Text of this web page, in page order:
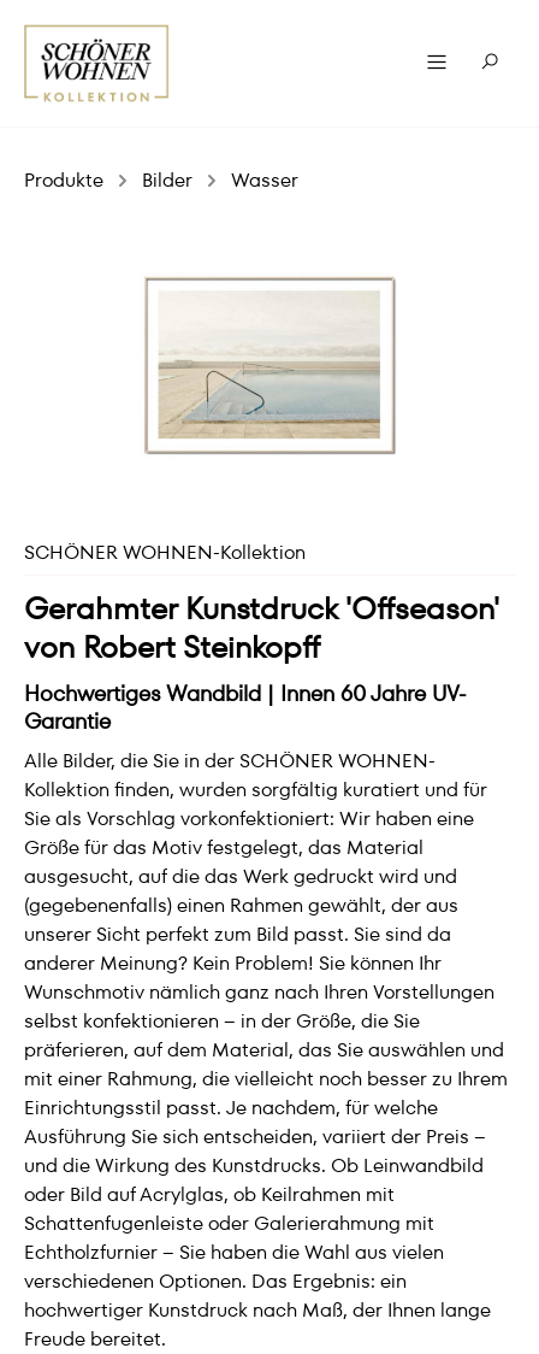
Produkte Bilder Wasser
SCHÖNER WOHNEN-Kollektion
Gerahmter Kunstdruck 'Offseason'
von Robert Steinkopff
Hochwertiges Wandbild | Innen 60 Jahre UV-
Garantie
Alle Bilder, die Sie in der SCHÖNER WOHNEN-
Kollektion finden, wurden sorgfältig kuratiert und für
Sie als Vorschlag vorkonfektioniert: Wir haben eine
Größe für das Motiv festgelegt, das Material
ausgesucht, auf die das Werk gedruckt wird und
(gegebenenfalls) einen Rahmen gewählt, der aus
unserer Sicht perfekt zum Bild passt. Sie sind da
anderer Meinung? Kein Problem! Sie können Ihr
Wunschmotiv nämlich ganz nach Ihren Vorstellungen
selbst konfektionieren – in der Größe, die Sie
präferieren, auf dem Material, das Sie auswählen und
mit einer Rahmung, die vielleicht noch besser zu Ihrem
Einrichtungsstil passt. Je nachdem, für welche
Ausführung Sie sich entscheiden, variiert der Preis –
und die Wirkung des Kunstdrucks. Ob Leinwandbild
oder Bild auf Acrylglas, ob Keilrahmen mit
Schattenfugenleiste oder Galerierahmung mit
Echtholzfurnier – Sie haben die Wahl aus vielen
verschiedenen Optionen. Das Ergebnis: ein
hochwertiger Kunstdruck nach Maß, der Ihnen lange
Freude bereitet.